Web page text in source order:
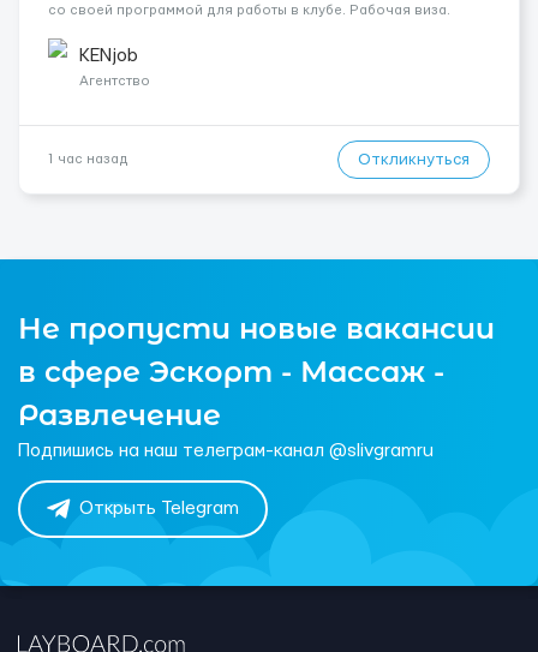
со своей программой для работы в клубе. Рабочая виза.
одного до трех месяцев. Мед. страховка. Высокая зарплат...
KENjob
Агентство
1 час назад Откликнуться
Не пропусти новые вакансии
в сфере Эскорт - Массаж -
Развлечение
Подпишись на наш телеграм-канал @slivgramru
Открыть Telegram